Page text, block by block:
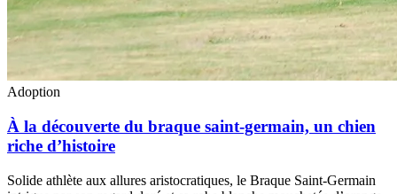
Adoption
À la découverte du braque saint-germain, un chien
riche d’histoire
Solide athlète aux allures aristocratiques, le Braque Saint-Germain